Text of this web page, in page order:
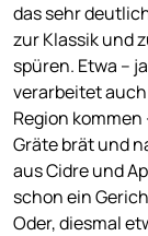
das sehr
zur Klassik und
spüren. Etwa –
verarbeitet
Region
Gräte brät und
aus Cidre und
schon ein
Oder, diesmal